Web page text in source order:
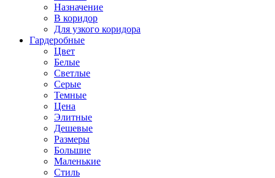
Назначение
В коридор
Для узкого коридора
Гардеробные
Цвет
Белые
Светлые
Серые
Темные
Цена
Элитные
Дешевые
Размеры
Большие
Маленькие
Стиль